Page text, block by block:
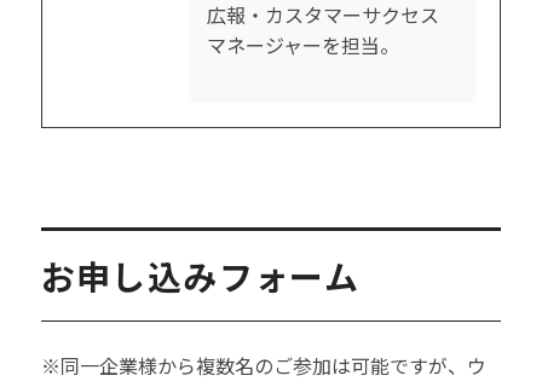
広報・カスタマーサクセス
マネージャーを担当。
お申し込みフォーム
※同一企業様から複数名のご参加は可能ですが、ウ